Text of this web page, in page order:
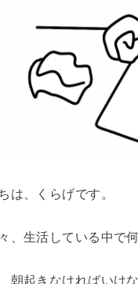
は、くらげです。
、生活している中で
朝起きなければいけ